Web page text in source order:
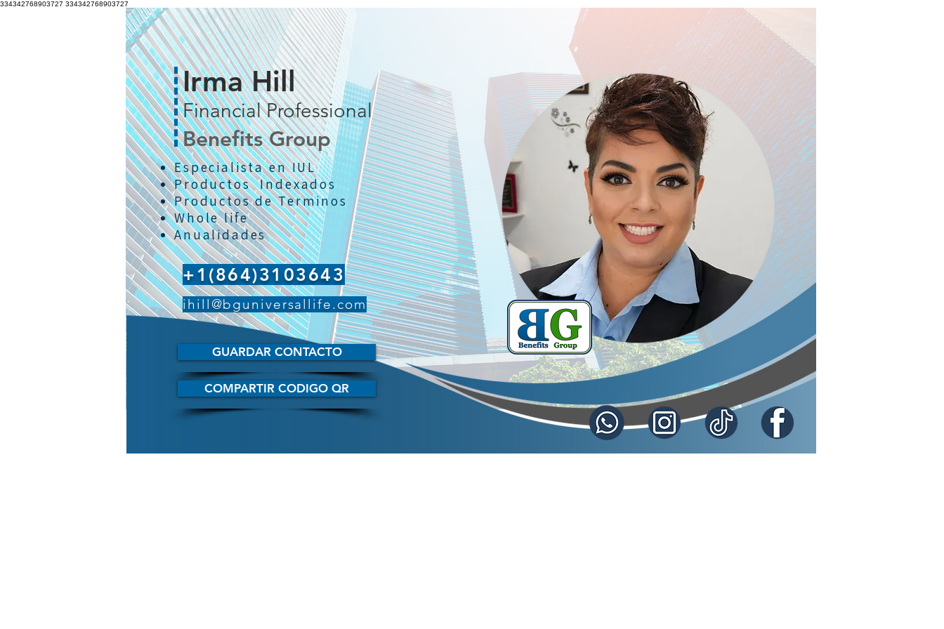
334342768903727 334342768903727
Irma Hill
GUARDAR CONTACTO
Financial Professional
Benefits Group
+1(864)3103643
ihill@bguniversallife.com
Especialista en IUL
Productos Indexados
Productos de Terminos
Whole life
Anualidades
COMPARTIR CODIGO QR